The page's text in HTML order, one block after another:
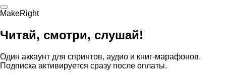
MakeRight
Читай, смотри, слушай!
Один аккаунт для спринтов, аудио и книг-марафонов.
Подписка активируется сразу после оплаты.